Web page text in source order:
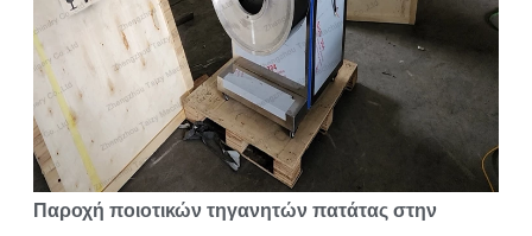
Παροχή ποιοτικών τηγανητών πατάτας στην